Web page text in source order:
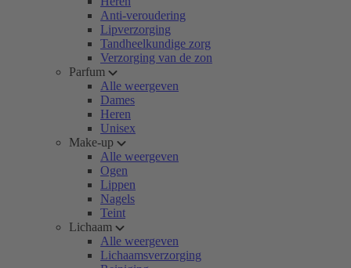
Anti-veroudering
Lipverzorging
Tandheelkundige zorg
Verzorging van de zon
Parfum
Alle weergeven
Dames
Heren
Unisex
Make-up
Alle weergeven
Ogen
Lippen
Nagels
Teint
Lichaam
Alle weergeven
Lichaamsverzorging